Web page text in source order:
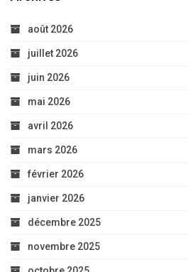
août 2026
juillet 2026
juin 2026
mai 2026
avril 2026
mars 2026
février 2026
janvier 2026
décembre 2025
novembre 2025